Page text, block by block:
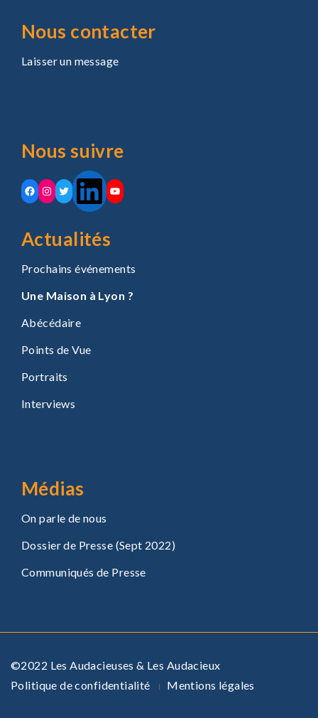
Nous contacter
Laisser un message
Nous suivre
Facebook
Instagram
Twitter LinkedIn
YouTube
Actualités
Prochains événements
Une Maison à Lyon ?
Abécédaire
Points de Vue
Portraits
Interviews
Médias
On parle de nous
Dossier de Presse (Sept 2022)
Communiqués de Presse
©2022 Les Audacieuses & Les Audacieux
Politique de confidentialité
Mentions légales